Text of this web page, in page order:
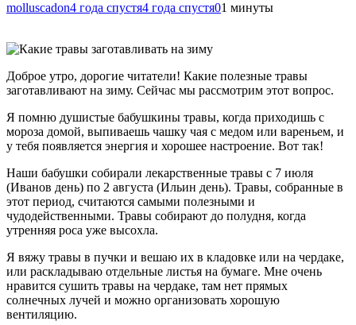
molluscadon4 года спустя4 года спустя01 минуты
Доброе утро, дорогие читатели! Какие полезные травы
заготавливают на зиму. Сейчас мы рассмотрим этот вопрос.
Я помню душистые бабушкины травы, когда приходишь с
мороза домой, выпиваешь чашку чая с медом или вареньем, и
у тебя появляется энергия и хорошее настроение. Вот так!
Наши бабушки собирали лекарственные травы с 7 июля
(Иванов день) по 2 августа (Ильин день). Травы, собранные в
этот период, считаются самыми полезными и
чудодейственными. Травы собирают до полудня, когда
утренняя роса уже высохла.
Я вяжу травы в пучки и вешаю их в кладовке или на чердаке,
или раскладываю отдельные листья на бумаге. Мне очень
нравится сушить травы на чердаке, там нет прямых
солнечных лучей и можно организовать хорошую
вентиляцию.